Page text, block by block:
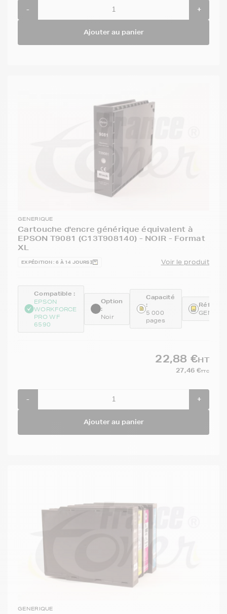
- +
Ajouter au panier
GENERIQUE
Cartouche d'encre générique équivalent à
EPSON T9081 (C13T908140) - NOIR - Format
XL
EXPÉDITION : 6 À 14 JOURS Voir le produit
Compatible :
EPSON
WORKFORCE
PRO WF
6590
Option
:
Noir
Capacité
:
5 000
pages
22,88 €HT
27,46 €TTC
- +
Ajouter au panier
GENERIQUE